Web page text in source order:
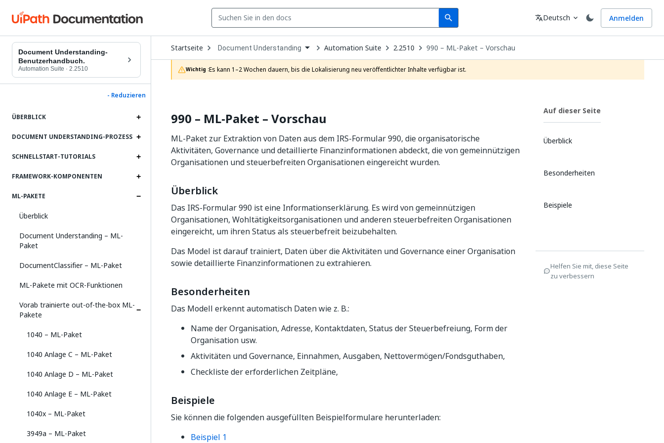
search
Search Sprache
translateDeutsch expand_more Anmelden
Document Understanding-
Benutzerhandbuch.
Automation Suite · 2.2510
- Reduzieren
ÜBERBLICK
DOCUMENT UNDERSTANDING-PROZESS
SCHNELLSTART-TUTORIALS
FRAMEWORK-KOMPONENTEN
ML-PAKETE
Überblick
Document Understanding – ML-
Paket
DocumentClassifier – ML-Paket
ML-Pakete mit OCR-Funktionen
Vorab trainierte out-of-the-box ML-
Pakete
1040 – ML-Paket
1040 Anlage C – ML-Paket
1040 Anlage D – ML-Paket
1040 Anlage E – ML-Paket
1040x – ML-Paket
3949a – ML-Paket
Startseite Open
Dropdown
to
choose
product
Document Understanding Automation Suite 2.2510 990 – ML-Paket – Vorschau
Wichtig :Es kann 1–2 Wochen dauern, bis die Lokalisierung neu veröffentlichter Inhalte verfügbar ist.
990 – ML-Paket – Vorschau
ML-Paket zur Extraktion von Daten aus dem IRS-Formular 990, die organisatorische
Aktivitäten, Governance und detaillierte Finanzinformationen abdeckt, die von gemeinnützigen
Organisationen und steuerbefreiten Organisationen eingereicht wurden.
Überblick
Das IRS-Formular 990 ist eine Informationserklärung. Es wird von gemeinnützigen
Organisationen, Wohltätigkeitsorganisationen und anderen steuerbefreiten Organisationen
eingereicht, um ihren Status als steuerbefreit beizubehalten.
Das Model ist darauf trainiert, Daten über die Aktivitäten und Governance einer Organisation
sowie detaillierte Finanzinformationen zu extrahieren.
Besonderheiten
Das Modell erkennt automatisch Daten wie z. B.:
Name der Organisation, Adresse, Kontaktdaten, Status der Steuerbefreiung, Form der
Organisation usw.
Aktivitäten und Governance, Einnahmen, Ausgaben, Nettovermögen/Fondsguthaben,
Checkliste der erforderlichen Zeitpläne,
Beispiele
Sie können die folgenden ausgefüllten Beispielformulare herunterladen:
Beispiel 1
Auf dieser Seite
Überblick
Besonderheiten
Beispiele
Helfen Sie mit, diese Seite
zu verbessern